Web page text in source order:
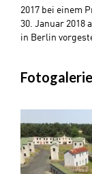
2017 bei einem
30. Januar 2018
in Berlin
Fotogalerie